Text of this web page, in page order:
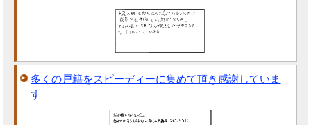
多くの戸籍をスピーディーに集めて頂き感謝していま
す